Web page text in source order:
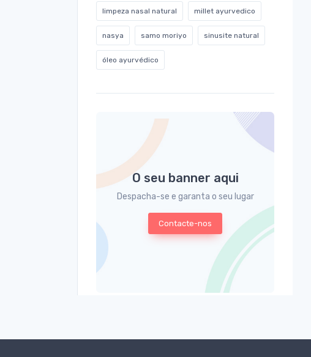
limpeza nasal natural millet ayurvedico
nasya samo moriyo sinusite natural
óleo ayurvédico
O seu banner aqui
Despacha-se e garanta o seu lugar
Contacte-nos